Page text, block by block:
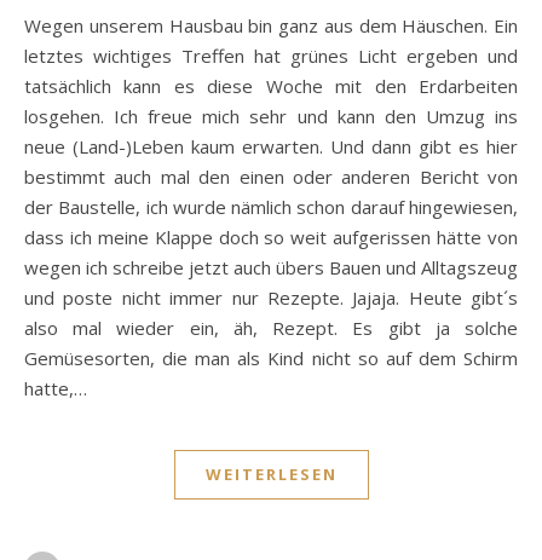
Wegen unserem Hausbau bin ganz aus dem Häuschen. Ein
letztes wichtiges Treffen hat grünes Licht ergeben und
tatsächlich kann es diese Woche mit den Erdarbeiten
losgehen. Ich freue mich sehr und kann den Umzug ins
neue (Land-)Leben kaum erwarten. Und dann gibt es hier
bestimmt auch mal den einen oder anderen Bericht von
der Baustelle, ich wurde nämlich schon darauf hingewiesen,
dass ich meine Klappe doch so weit aufgerissen hätte von
wegen ich schreibe jetzt auch übers Bauen und Alltagszeug
und poste nicht immer nur Rezepte. Jajaja. Heute gibt´s
also mal wieder ein, äh, Rezept. Es gibt ja solche
Gemüsesorten, die man als Kind nicht so auf dem Schirm
hatte,…
WEITERLESEN